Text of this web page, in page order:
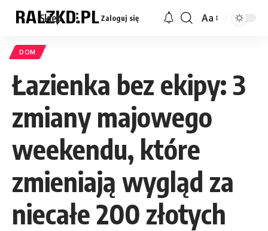
Sklep Zaloguj się
Font
Aa
DOM
Łazienka bez ekipy: 3
zmiany majowego
weekendu, które
zmieniają wygląd za
niecałe 200 złotych